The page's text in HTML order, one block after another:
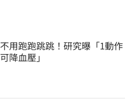
不用跑跑跳跳！研究曝「1動作
可降血壓」